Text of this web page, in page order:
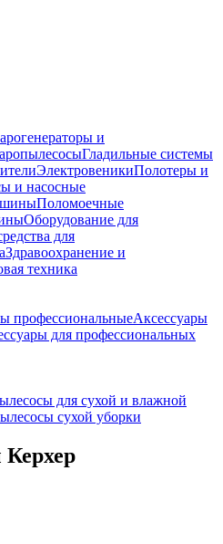
и
Гладильные системы
ЭлектровеникиПолотеры и
и насосные
Поломоечные
Оборудование для
для
Здравоохранение и
техника
профессиональныеАксессуары
для профессиональных
для сухой и влажной
сухой уборки